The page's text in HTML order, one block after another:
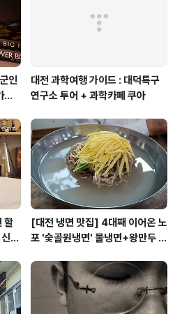
가장 큰 이유요 친구
인
페
대전 과학여행 가이드 : 대덕특구
연구소 투어 + 과학카페 쿠아
할
성
[대전 냉면 맛집] 4대째 이어온 노
포 '숯골원냉면' 물냉면+왕만두 조